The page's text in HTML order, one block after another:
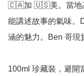
🇨🇦加 🇺🇸美。當地高
能講述故事的氣味。
涵的魅力。Ben 哥現
100ml 珍藏裝，避開